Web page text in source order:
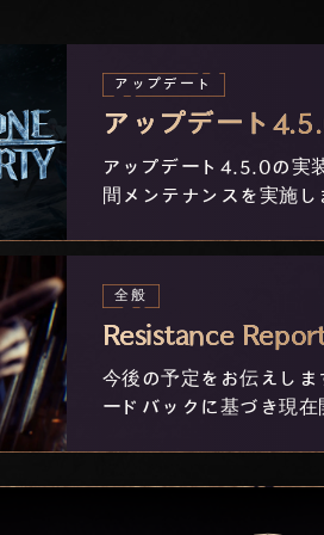
アップデート
アップデート
アップデート4.5.0の実
間メンテナンスを実施し
全般
Resistance
今後の予定をお伝えしま
ードバックに基づき現在